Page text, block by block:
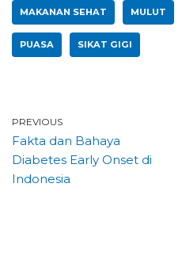
MAKANAN SEHAT MULUT
PUASA SIKAT GIGI
PREVIOUS
Fakta dan Bahaya
Diabetes Early Onset di
Indonesia